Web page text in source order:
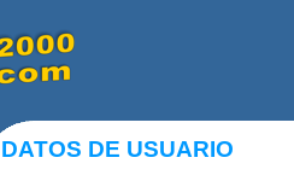
DATOS DE USUARIO